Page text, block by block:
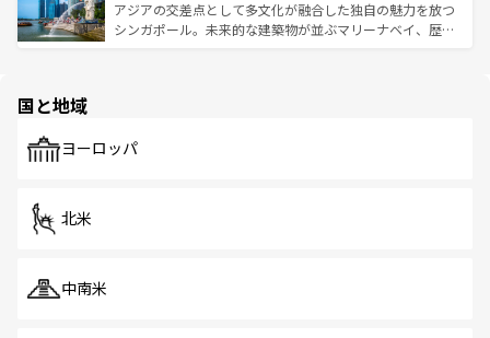
が待っている。親しみやすいタイの人々、仏教を中心とし
た文化、そして多様な観光資源が、訪れる旅人を魅了し続
ており、効率よく見どころを回れるのも魅力。息をのむよ
うな絶景から文化的な体験まで、香港を存分に楽しみ尽く
アジアの交差点として多文化が融合した独自の魅力を放つ
シンガポール。未来的な建築物が並ぶマリーナベイ、歴史
で、ホーカーズは地元の風情を楽しめる外せないスポット
国と地域
ヨーロッパ
北米
中南米